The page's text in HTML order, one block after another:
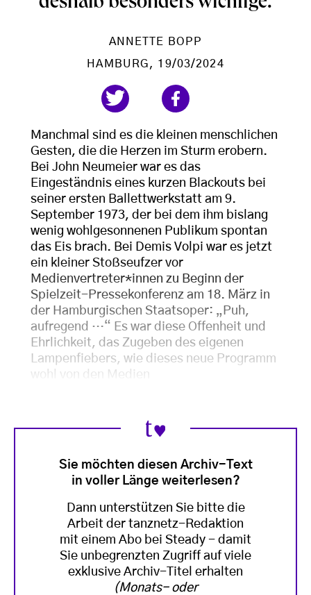
ANNETTE BOPP
HAMBURG , 19/03/2024
Manchmal sind es die kleinen menschlichen
Gesten, die die Herzen im Sturm erobern.
Bei John Neumeier war es das
Eingeständnis eines kurzen Blackouts bei
seiner ersten Ballettwerkstatt am 9.
September 1973, der bei dem ihm bislang
wenig wohlgesonnenen Publikum spontan
das Eis brach. Bei Demis Volpi war es jetzt
ein kleiner Stoßseufzer vor
Medienvertreter*innen zu Beginn der
Spielzeit-Pressekonferenz am 18. März in
der Hamburgischen Staatsoper: „Puh,
aufregend …“ Es war diese Offenheit und
Ehrlichkeit, das Zugeben des eigenen
Lampenfiebers, wie dieses neue Programm
wohl von den Medien
Sie möchten diesen Archiv-Text
in voller Länge weiterlesen?
Dann unterstützen Sie bitte die
Arbeit der tanznetz-Redaktion
mit einem Abo bei Steady - damit
Sie unbegrenzten Zugriff auf viele
exklusive Archiv-Titel erhalten
(Monats- oder